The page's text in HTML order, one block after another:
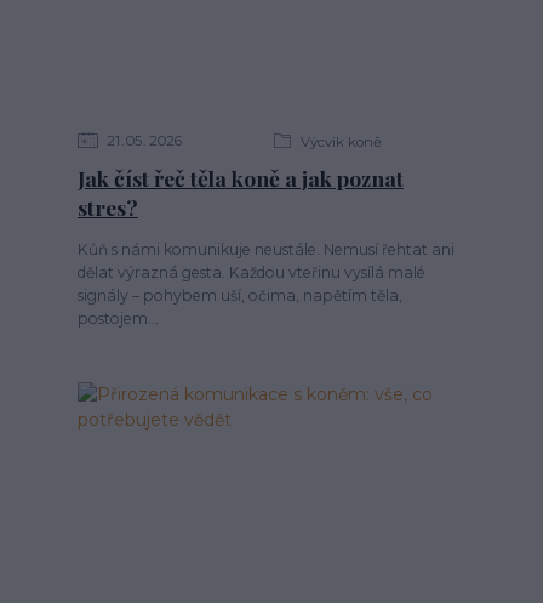
21 05 2026 Výcvik koně
Jak číst řeč těla koně a jak poznat
stres?
Kůň s námi komunikuje neustále. Nemusí řehtat ani
dělat výrazná gesta. Každou vteřinu vysílá malé
signály – pohybem uší, očima, napětím těla,
postojem...